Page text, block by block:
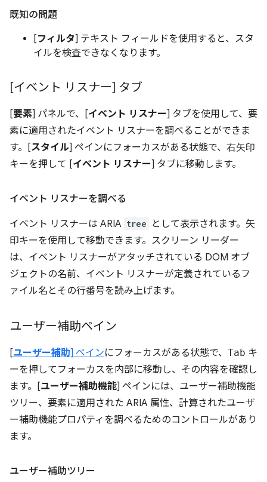
既知の問題
[フィルタ] テキスト フィールドを使用すると、スタ
イルを検査できなくなります。
[イベント リスナー] タブ
[要素] パネルで、[イベント リスナー] タブを使用して、要
素に適用されたイベント リスナーを調べることができま
す。[スタイル] ペインにフォーカスがある状態で、 右矢印
キーを押して [イベント リスナー] タブに移動します。
イベント リスナーを調べる
イベント リスナーは ARIA tree
として表示されます。矢
印キーを使用して移動できます。スクリーン リーダー
は、イベント リスナーがアタッチされている DOM オブ
ジェクトの名前、イベント リスナーが定義されているフ
ァイル名とその行番号を読み上げます。
ユーザー補助ペイン
[ユーザー補助] ペインにフォーカスがある状態で、 Tab キ
ーを押してフォーカスを内部に移動し、その内容を確認し
ます。[ユーザー補助機能] ペインには、ユーザー補助機能
ツリー、要素に適用された ARIA 属性、計算されたユーザ
ー補助機能プロパティを調べるためのコントロールがあり
ます。
ユーザー補助ツリー